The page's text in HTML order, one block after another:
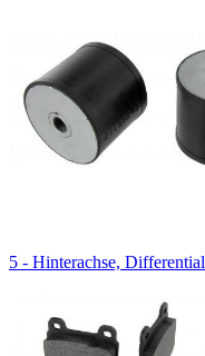
5 - Hinterachse, Differential